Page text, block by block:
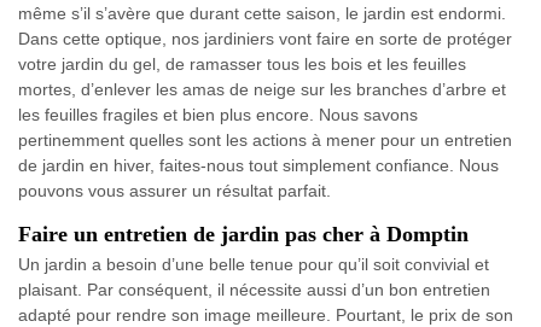
même s’il s’avère que durant cette saison, le jardin est endormi.
Dans cette optique, nos jardiniers vont faire en sorte de protéger
votre jardin du gel, de ramasser tous les bois et les feuilles
mortes, d’enlever les amas de neige sur les branches d’arbre et
les feuilles fragiles et bien plus encore. Nous savons
pertinemment quelles sont les actions à mener pour un entretien
de jardin en hiver, faites-nous tout simplement confiance. Nous
pouvons vous assurer un résultat parfait.
Faire un entretien de jardin pas cher à Domptin
Un jardin a besoin d’une belle tenue pour qu’il soit convivial et
plaisant. Par conséquent, il nécessite aussi d’un bon entretien
adapté pour rendre son image meilleure. Pourtant, le prix de son